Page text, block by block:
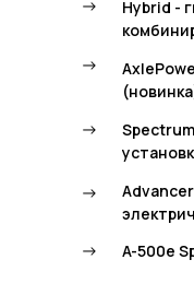
->
->
->
->
->
Hybrid -
A-500e